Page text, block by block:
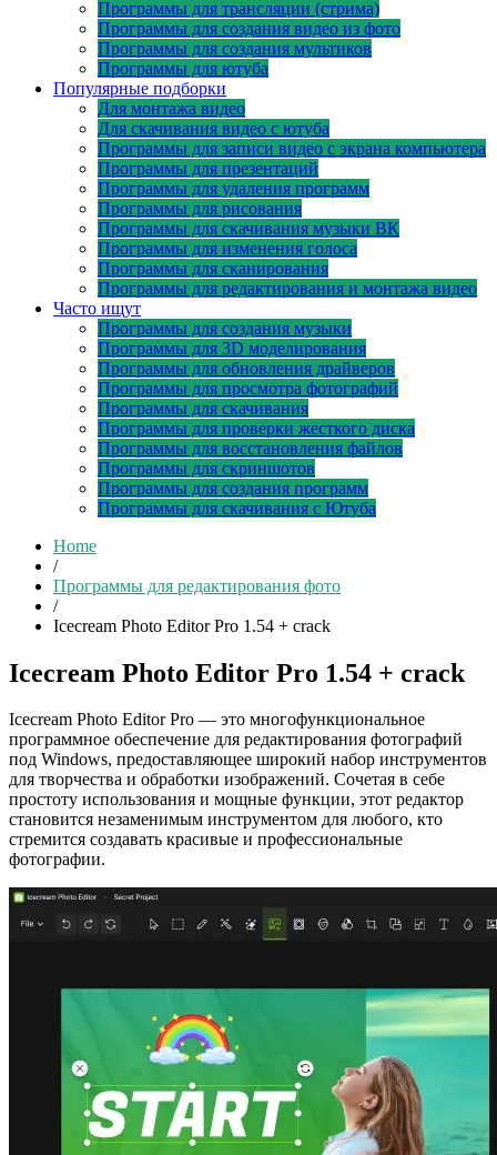
Программы для трансляции (стрима)
Программы для создания видео из фото
Программы для создания мультиков
Программы для ютуба
Популярные подборки
Для монтажа видео
Для скачивания видео с ютуба
Программы для записи видео с экрана компьютера
Программы для презентаций
Программы для удаления программ
Программы для рисования
Программы для скачивания музыки ВК
Программы для изменения голоса
Программы для сканирования
Программы для редактирования и монтажа видео
Часто ищут
Программы для создания музыки
Программы для 3D моделирования
Программы для обновления драйверов
Программы для просмотра фотографий
Программы для скачивания
Программы для проверки жесткого диска
Программы для восстановления файлов
Программы для скриншотов
Программы для создания программ
Программы для скачивания с Ютуба
Home
/
Программы для редактирования фото
/
Icecream Photo Editor Pro 1.54 + crack
Icecream Photo Editor Pro 1.54 + crack
Icecream Photo Editor Pro — это многофункциональное
программное обеспечение для редактирования фотографий
под Windows, предоставляющее широкий набор инструментов
для творчества и обработки изображений. Сочетая в себе
простоту использования и мощные функции, этот редактор
становится незаменимым инструментом для любого, кто
стремится создавать красивые и профессиональные
фотографии.